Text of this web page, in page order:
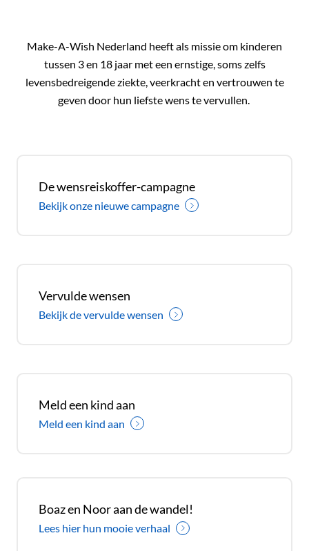
Make-A-Wish Nederland heeft als missie om kinderen
tussen 3 en 18 jaar met een ernstige, soms zelfs
levensbedreigende ziekte, veerkracht en vertrouwen te
geven door hun liefste wens te vervullen.
De wensreiskoffer-campagne
Bekijk onze nieuwe campagne
Vervulde wensen
Bekijk de vervulde wensen
Meld een kind aan
Meld een kind aan
Boaz en Noor aan de wandel!
Lees hier hun mooie verhaal